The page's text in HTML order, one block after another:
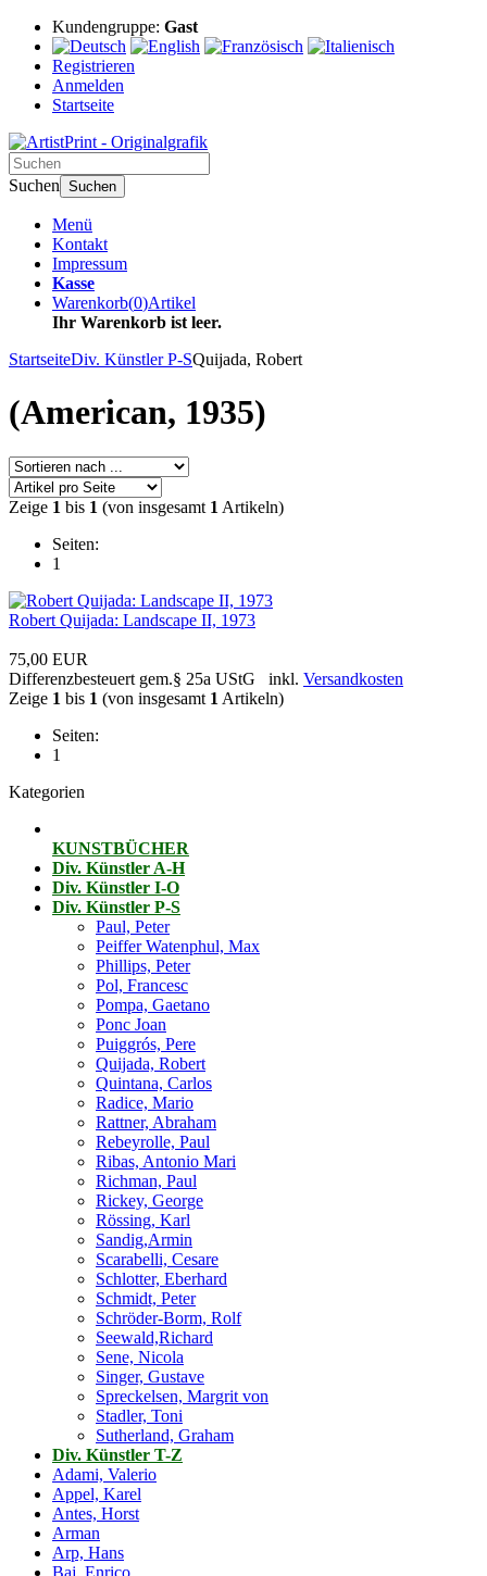
Kundengruppe: Gast
Registrieren
Anmelden
Startseite
Suchen Suchen
Menü
Kontakt
Impressum
Kasse
Warenkorb(0)Artikel
Ihr Warenkorb ist leer.
StartseiteDiv. Künstler P-SQuijada, Robert
(American, 1935)
Zeige 1 bis 1 (von insgesamt 1 Artikeln)
Seiten:
1
Robert Quijada: Landscape II, 1973
75,00 EUR
Differenzbesteuert gem.§ 25a UStG inkl. Versandkosten
Zeige 1 bis 1 (von insgesamt 1 Artikeln)
Seiten:
1
Kategorien
KUNSTBÜCHER
Div. Künstler A-H
Div. Künstler I-O
Div. Künstler P-S
Paul, Peter
Peiffer Watenphul, Max
Phillips, Peter
Pol, Francesc
Pompa, Gaetano
Ponc Joan
Puiggrós, Pere
Quijada, Robert
Quintana, Carlos
Radice, Mario
Rattner, Abraham
Rebeyrolle, Paul
Ribas, Antonio Mari
Richman, Paul
Rickey, George
Rössing, Karl
Sandig,Armin
Scarabelli, Cesare
Schlotter, Eberhard
Schmidt, Peter
Schröder-Borm, Rolf
Seewald,Richard
Sene, Nicola
Singer, Gustave
Spreckelsen, Margrit von
Stadler, Toni
Sutherland, Graham
Div. Künstler T-Z
Adami, Valerio
Appel, Karel
Antes, Horst
Arman
Arp, Hans
Baj, Enrico